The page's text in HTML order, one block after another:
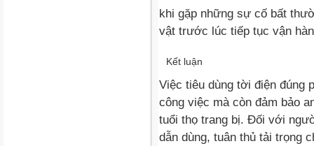
khi gặp những sự cố bất
vật trước lúc tiếp tục vận
Kết luận
Việc tiêu dùng tời điện đúng
công việc mà còn đảm bảo
tuổi thọ trang bị. Đối với
dẫn dùng, tuân thủ tải trọng